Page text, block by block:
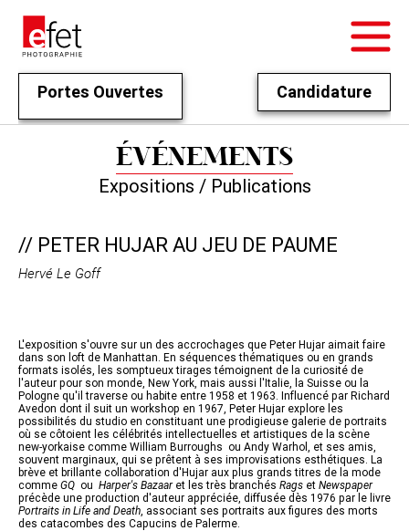
Portes Ouvertes Candidature
ÉVÉNEMENTS
Expositions / Publications
// PETER HUJAR AU JEU DE PAUME
Hervé Le Goff
L'exposition s'ouvre sur un des accrochages que Peter Hujar aimait faire
dans son loft de Manhattan. En séquences thématiques ou en grands
formats isolés, les somptueux tirages témoignent de la curiosité de
l'auteur pour son monde, New York, mais aussi l'Italie, la Suisse ou la
Pologne qu'il traverse ou habite entre 1958 et 1963. Influencé par Richard
Avedon dont il suit un workshop en 1967, Peter Hujar explore les
possibilités du studio en constituant une prodigieuse galerie de portraits
où se côtoient les célébrités intellectuelles et artistiques de la scène
new-yorkaise comme William Burroughs ou Andy Warhol, et ses amis,
souvent marginaux, qui se prêtent à ses improvisations esthétiques. La
brève et brillante collaboration d'Hujar aux plus grands titres de la mode
comme GQ ou Harper's Bazaaret les très branchés Rags et Newspaper
précède une production d'auteur appréciée, diffusée dès 1976 par le livre
Portraits in Life and Death, associant ses portraits aux figures des morts
des catacombes des Capucins de Palerme.